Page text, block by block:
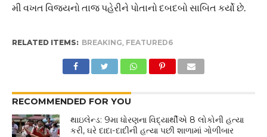
મી વખત વિજયનો તાજ પહેરીને પોતાનો દબદબો સાબિત કર્યો છે.
RELATED ITEMS: BREAKING, FEATURED6
RECOMMENDED FOR YOU
થાઇલેન્ડ: 9મા ધોરણના વિદ્યાર્થીએ 8 લોકોની હત્યા
કરી, ઘરે દાદા-દાદીની હત્યા પછી શાળામાં ગોળીબાર